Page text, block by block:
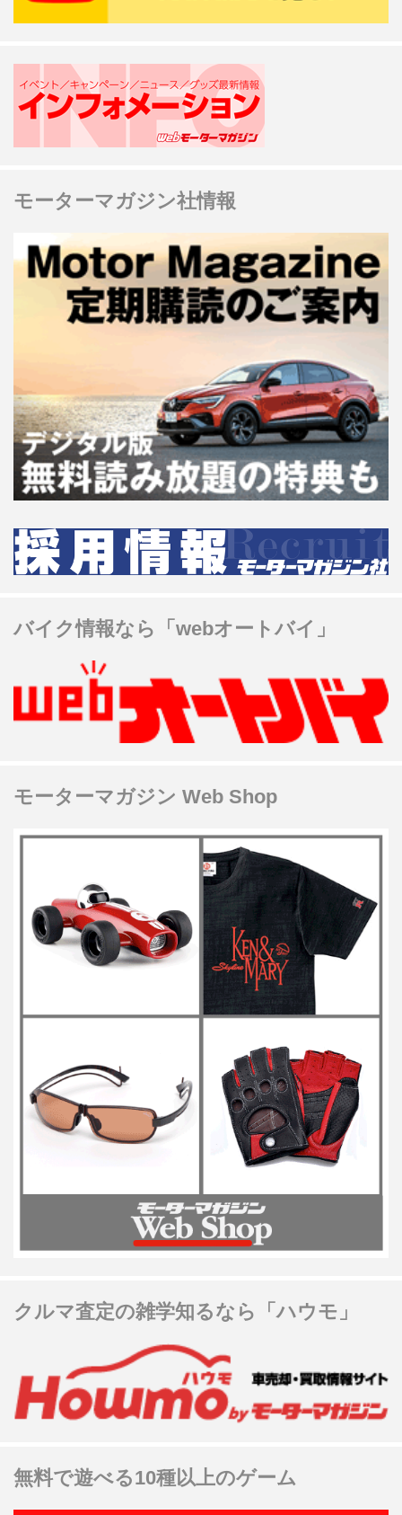
モーターマガジン社情報
バイク情報なら「webオートバイ」
モーターマガジン Web Shop
クルマ査定の雑学知るなら「ハウモ」
無料で遊べる10種以上のゲーム